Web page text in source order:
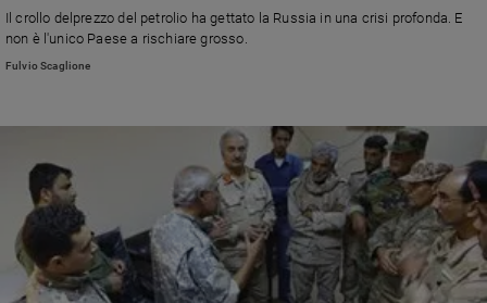
Il crollo delprezzo del petrolio ha gettato la Russia in una crisi profonda. E
non è l'unico Paese a rischiare grosso.
Fulvio Scaglione